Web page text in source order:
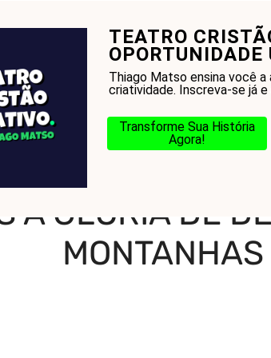
TEATRO
OPORTUNIDADE
Thiago Matso ensina você
criatividade. Inscreva-se já
Transforme Sua História
Agora!
Glossário Blog
A GLÓRIA DE
MONTANHAS